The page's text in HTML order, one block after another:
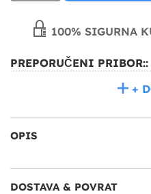
100% SIGURNA
PREPORUČENI PRIBOR::
+
OPIS
DOSTAVA & POVRAT